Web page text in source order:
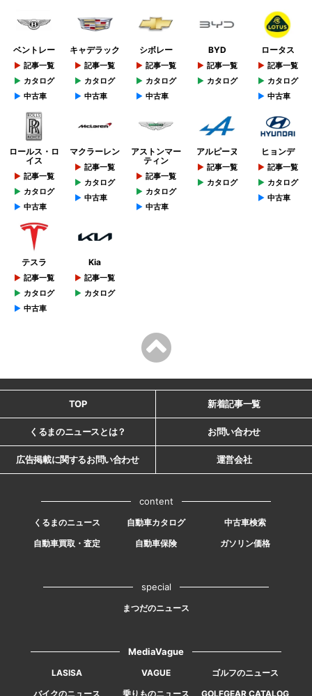
ベントレー
記事一覧
カタログ
中古車
キャデラック
記事一覧
カタログ
中古車
シボレー
記事一覧
カタログ
中古車
BYD
記事一覧
カタログ
ロータス
記事一覧
カタログ
中古車
ロールス・ロ
イス
記事一覧
カタログ
中古車
マクラーレン
記事一覧
カタログ
中古車
アストンマー
ティン
記事一覧
カタログ
中古車
アルピーヌ
記事一覧
カタログ
ヒョンデ
記事一覧
カタログ
中古車
テスラ
記事一覧
カタログ
中古車
Kia
記事一覧
カタログ
TOP 新着記事一覧
くるまのニュースとは？ お問い合わせ
広告掲載に関するお問い合わせ 運営会社
content
くるまのニュース 自動車カタログ
中古車検索
自動車買取・査定
自動車保険 ガソリン価格
special
まつだのニュース
MediaVague
LASISA VAGUE
ゴルフのニュース
バイクのニュース
乗りものニュース GOLFGEAR CATALOG